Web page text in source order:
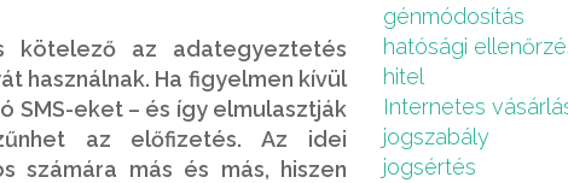
kötelező az adategyeztetés
használnak. Ha figyelmen kívül
SMS-eket – és így elmulasztják
az előfizetés. Az idei
számára más és más, hiszen
génmódosítás
hatósági
hitel
Internetes
jogszabály
jogsértés